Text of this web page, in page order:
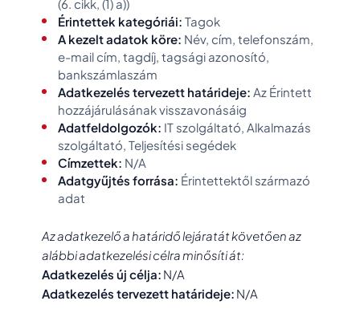
(6. cikk, (1) a))
Érintettek kategóriái: Tagok
A kezelt adatok köre: Név, cím, telefonszám,
e-mail cím, tagdíj, tagsági azonosító,
bankszámlaszám
Adatkezelés tervezett határideje: Az Érintett
hozzájárulásának visszavonásáig
Adatfeldolgozók: IT szolgáltató, Alkalmazás
szolgáltató, Teljesítési segédek
Címzettek: N/A
Adatgyűjtés forrása: Érintettektől származó
adat
Az adatkezelő a határidő lejáratát követően az
alábbi adatkezelési célra minősíti át:
Adatkezelés új célja: N/A
Adatkezelés tervezett határideje: N/A